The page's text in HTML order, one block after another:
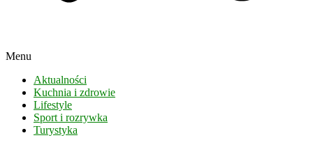
Menu
Aktualności
Kuchnia i zdrowie
Lifestyle
Sport i rozrywka
Turystyka